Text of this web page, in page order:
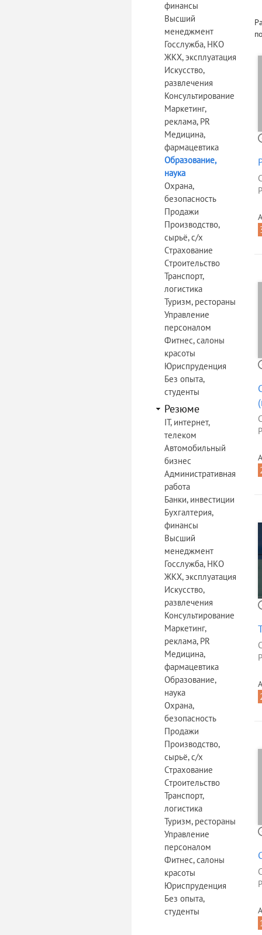
финансы
Высший
менеджмент
Госслужба, НКО
ЖКХ, эксплуатация
Искусство,
развлечения
Консультирование
Маркетинг,
реклама, PR
Медицина,
фармацевтика
Образование,
наука
Охрана,
безопасность
Продажи
Производство,
сырьё, с/х
Страхование
Строительство
Транспорт,
логистика
Туризм, рестораны
Управление
персоналом
Фитнес, салоны
красоты
Юриспруденция
Без опыта,
студенты
Резюме
IT, интернет,
телеком
Автомобильный
бизнес
Административная
работа
Банки, инвестиции
Бухгалтерия,
финансы
Высший
менеджмент
Госслужба, НКО
ЖКХ, эксплуатация
Искусство,
развлечения
Консультирование
Маркетинг,
реклама, PR
Медицина,
фармацевтика
Образование,
наука
Охрана,
безопасность
Продажи
Производство,
сырьё, с/х
Страхование
Строительство
Транспорт,
логистика
Туризм, рестораны
Управление
персоналом
Фитнес, салоны
красоты
Юриспруденция
Без опыта,
студенты